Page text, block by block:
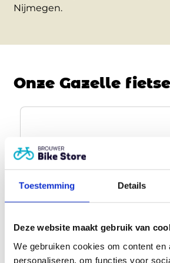
Toestemming Details
Deze website maakt gebruik van
We gebruiken cookies om content en
personaliseren, om functies voor
Nijmegen.
Onze Gazelle